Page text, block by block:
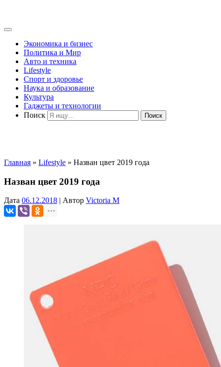
Экономика и бизнес
Политика и Мир
Авто и техника
Lifestyle
Спорт и здоровье
Наука и образование
Культура
Гаджеты и технологии
Поиск
Главная » Lifestyle » Назван цвет 2019 года
Назван цвет 2019 года
Дата 06.12.2018 | Автор Victoria M